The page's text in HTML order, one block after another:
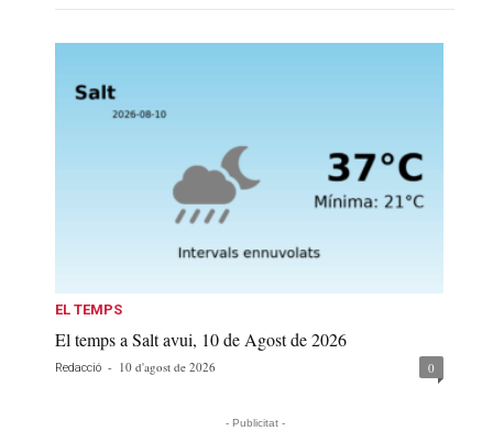
EL TEMPS
El temps a Salt avui, 10 de Agost de 2026
Redacció - 10 d'agost de 2026 0
- Publicitat -